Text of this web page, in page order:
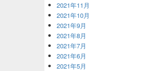
2021年11月
2021年10月
2021年9月
2021年8月
2021年7月
2021年6月
2021年5月